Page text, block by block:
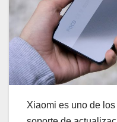
Xiaomi es uno de